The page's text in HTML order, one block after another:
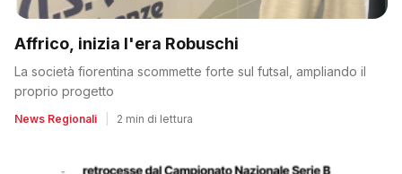
Affrico, inizia l'era Robuschi
La società fiorentina scommette forte sul futsal, ampliando il
proprio progetto
News Regionali 2 min di lettura